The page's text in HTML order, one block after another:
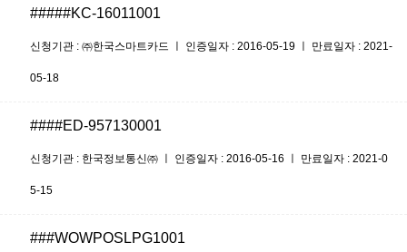
#####KC-16011001
신청기관 : ㈜한국스마트카드 ㅣ 인증일자 : 2016-05-19 ㅣ 만료일자 : 2021-
05-18
####ED-957130001
신청기관 : 한국정보통신㈜ ㅣ 인증일자 : 2016-05-16 ㅣ 만료일자 : 2021-0
5-15
###WOWPOSLPG1001